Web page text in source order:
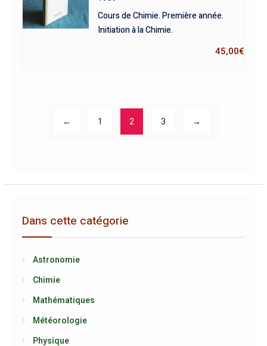
Cours de Chimie. Première année.
Initiation à la Chimie.
45,00€
← 1 2 3 →
Dans cette catégorie
Astronomie
Chimie
Mathématiques
Météorologie
Physique